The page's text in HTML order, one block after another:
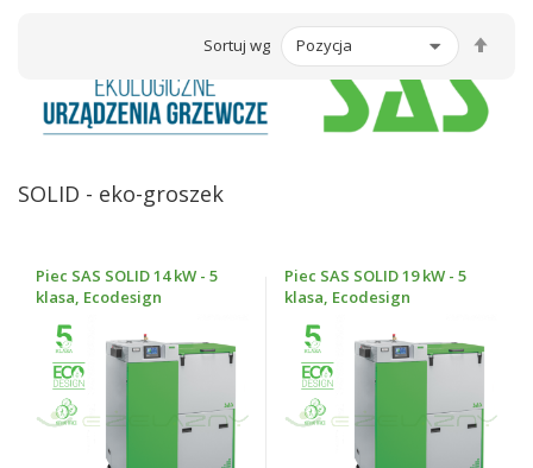
SOLID - eko-groszek
Sortuj wg
Piec SAS SOLID 14 kW - 5
klasa, Ecodesign
Piec SAS SOLID 19 kW - 5
klasa, Ecodesign